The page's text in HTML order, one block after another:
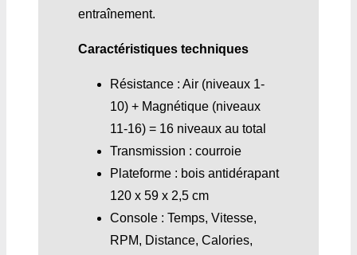
entraînement.
Caractéristiques techniques
Résistance : Air (niveaux 1-
10) + Magnétique (niveaux
11-16) = 16 niveaux au total
Transmission : courroie
Plateforme : bois antidérapant
120 x 59 x 2,5 cm
Console : Temps, Vitesse,
RPM, Distance, Calories,